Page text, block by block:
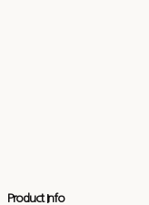
Product Info